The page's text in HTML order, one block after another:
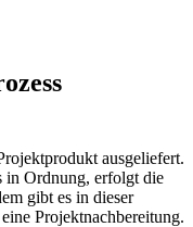
ausgeliefert.
in Ordnung, erfolgt die
gibt es in dieser
Projektnachbereitung.